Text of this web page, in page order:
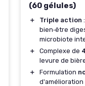
(60 gélules)
＋ Triple action
bien‑être
microbiote
＋
Complexe de
levure de
＋
Formulation
d'amélioration